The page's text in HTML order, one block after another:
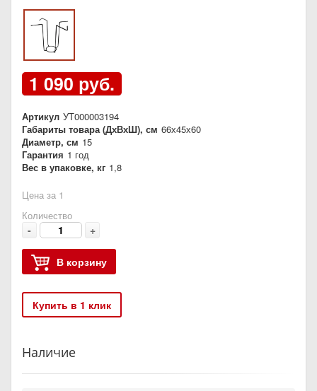
1 090 руб.
Артикул УТ000003194
Габариты товара (ДхВхШ), см 66х45х60
Диаметр, см 15
Гарантия 1 год
Вес в упаковке, кг 1,8
Цена за 1
Количество
- +
В корзину
Купить в 1 клик
Наличие